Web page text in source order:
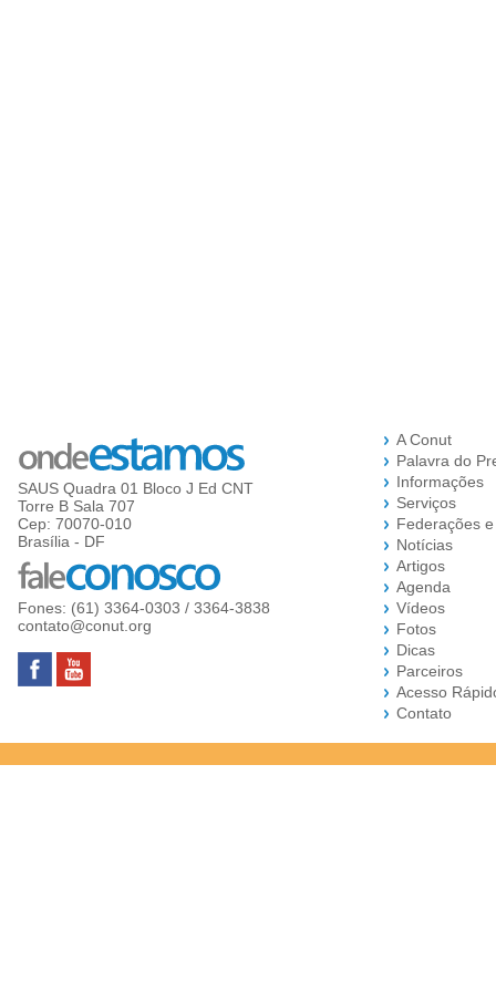
SAUS Quadra 01 Bloco J Ed CNT
Torre B Sala 707
Cep: 70070-010
Brasília - DF
Fones: (61) 3364-0303 / 3364-3838
contato@conut.org
A Conut
Palavra do
Informações
Serviços
Federações
Notícias
Artigos
Agenda
Vídeos
Fotos
Dicas
Parceiros
Acesso
Contato